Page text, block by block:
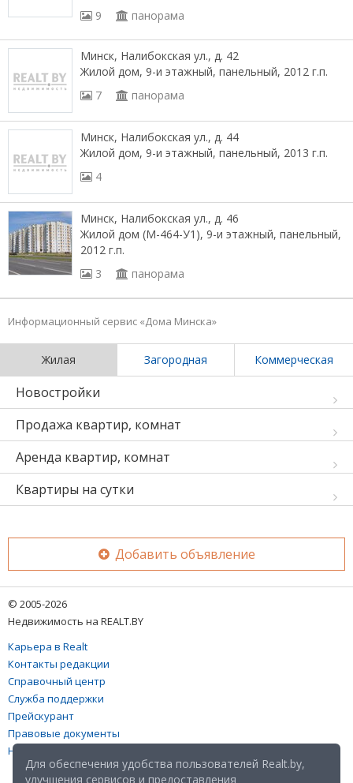
9
панорама
Минск, Налибокская ул., д. 42
Жилой дом, 9-и этажный, панельный, 2012 г.п.
7
панорама
Минск, Налибокская ул., д. 44
Жилой дом, 9-и этажный, панельный, 2013 г.п.
4
Минск, Налибокская ул., д. 46
Жилой дом (М-464-У1), 9-и этажный, панельный,
2012 г.п.
3
панорама
Информационный сервис «Дома Минска»
Жилая Загородная Коммерческая
Новостройки
Продажа квартир, комнат
Аренда квартир, комнат
Квартиры на сутки
Добавить объявление
© 2005-2026
Недвижимость на REALT.BY
Карьера в Realt
Контакты редакции
Справочный центр
Служба поддержки
Прейскурант
Правовые документы
Настройка файлов cookies
Для обеспечения удобства пользователей Realt.by,
улучшения сервисов и предоставления